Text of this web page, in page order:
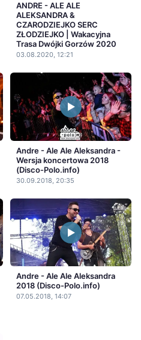
ANDRE - ALE ALE
ALEKSANDRA &
CZARODZIEJKO SERC
ZŁODZIEJKO | Wakacyjna
Trasa Dwójki Gorzów 2020
03.08.2020, 12:21
Andre - Ale Ale Aleksandra -
Wersja koncertowa 2018
(Disco-Polo.info)
30.09.2018, 20:35
Andre - Ale Ale Aleksandra
2018 (Disco-Polo.info)
07.05.2018, 14:07